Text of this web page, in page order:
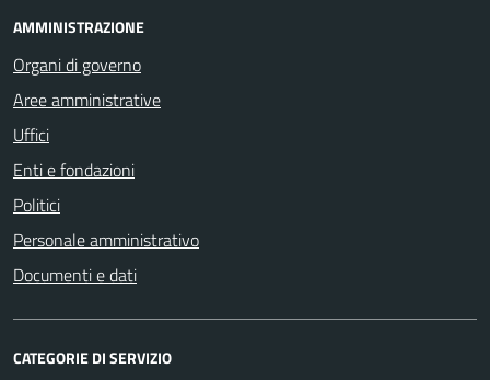
AMMINISTRAZIONE
Organi di governo
Aree amministrative
Uffici
Enti e fondazioni
Politici
Personale amministrativo
Documenti e dati
CATEGORIE DI SERVIZIO